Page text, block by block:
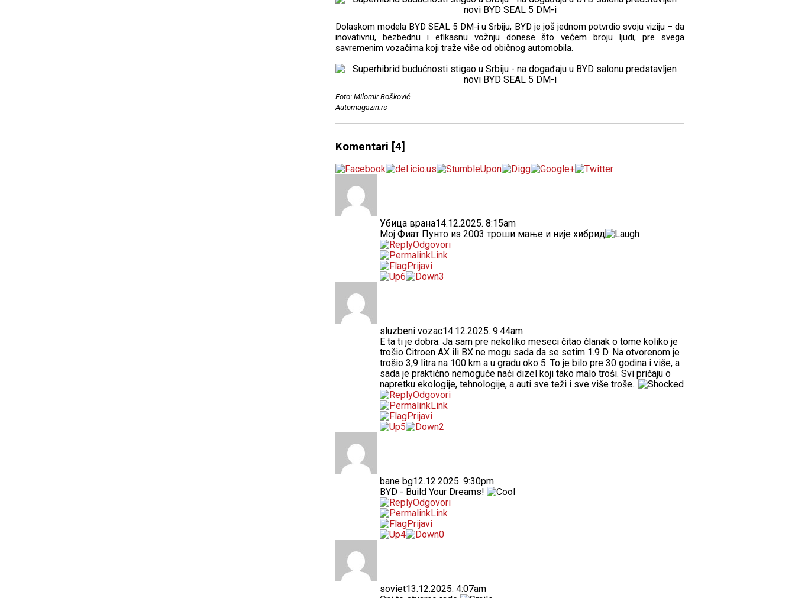
Dolaskom modela BYD SEAL 5 DM-i u Srbiju, BYD je još jednom potvrdio svoju viziju – da
inovativnu, bezbednu i efikasnu vožnju donese što većem broju ljudi, pre svega
savremenim vozačima koji traže više od običnog automobila.
Foto: Milomir Bošković
Automagazin.rs
Komentari [4]
Убица врана14.12.2025. 8:15am
Мој Фиат Пунто из 2003 троши мање и није хибрид
Odgovori
Link
Prijavi
6
3
sluzbeni vozac14.12.2025. 9:44am
E ta ti je dobra. Ja sam pre nekoliko meseci čitao članak o tome koliko je
trošio Citroen AX ili BX ne mogu sada da se setim 1.9 D. Na otvorenom je
trošio 3,9 litra na 100 km a u gradu oko 5. To je bilo pre 30 godina i više, a
sada je praktično nemoguće naći dizel koji tako malo troši. Svi pričaju o
napretku ekologije, tehnologije, a auti sve teži i sve više troše..
Odgovori
Link
Prijavi
5
2
bane bg12.12.2025. 9:30pm
BYD - Build Your Dreams!
Odgovori
Link
Prijavi
4
0
soviet13.12.2025. 4:07am